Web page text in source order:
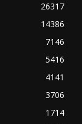
26317
14386
7146
5416
4141
3706
1714